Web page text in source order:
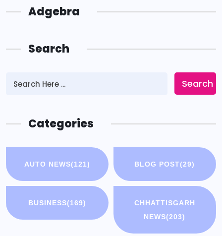
Adgebra
Search
Search
Categories
AUTO NEWS(121) BLOG POST(29)
BUSINESS(169)
CHHATTISGARH
NEWS(203)